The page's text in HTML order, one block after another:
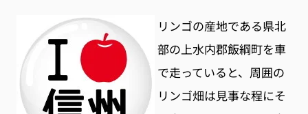
リンゴの産地である県北
部の上水内郡飯綱町を車
で走っていると、周囲の
リンゴ畑は見事な程にそ